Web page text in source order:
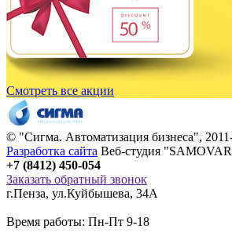
Смотреть все акции
© "Сигма. Автоматизация бизнеса",
Разработка сайта Веб-студия
+7 (8412) 450-054
Заказать обратный звонок
г.Пенза, ул.Куйбышева, 34А
Время работы: Пн-Пт 9-18